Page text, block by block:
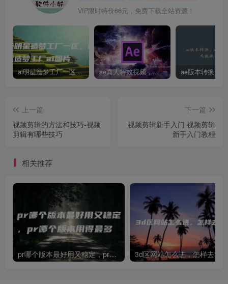
VIP限时特价66元，免费下载全站资源！
ai明星造梦工厂一区，明星造梦工厂ai图片 ae真人特效视频，大学生第一次做ppt怎么做
上一篇
视频剪辑的方法和技巧-视频
剪辑有哪些技巧
下一篇
视频剪辑新手入门 视频剪辑
新手入门教程
相关推荐
pr哪个版本最好用又稳定，pr哪个版本用得最多 3d区网站怎么进，怎样去3d